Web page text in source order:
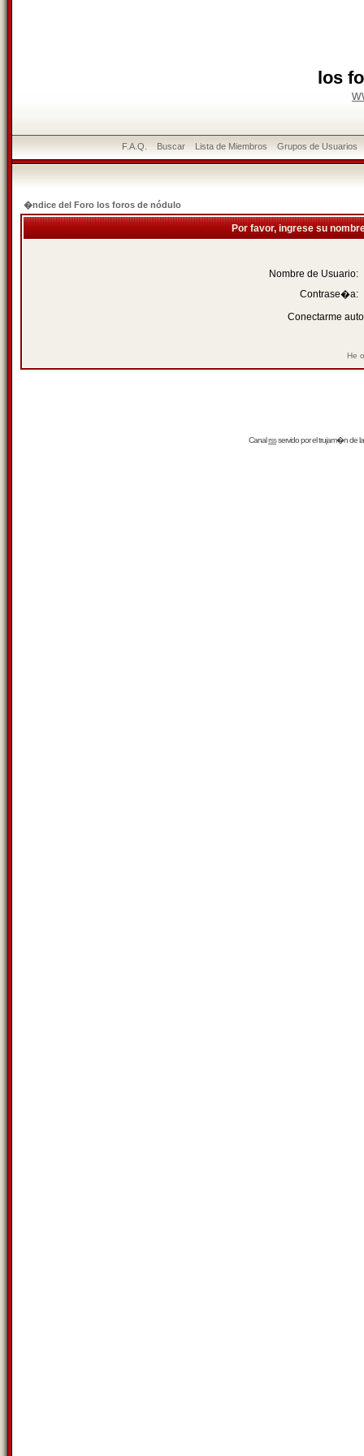
los
F.A.Q. Buscar Lista de Miembros Grupos de Usuarios
�ndice del Foro los foros de nódulo
Por favor, ingrese su
Nombre de Usuario:
Contrase�a:
Conectarme
He
Canalrssservido por eltrujam�nde